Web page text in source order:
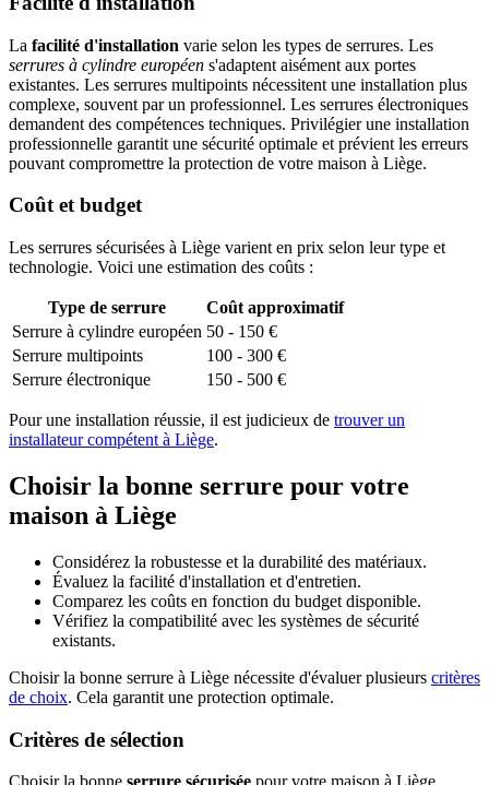
La facilité d'installation varie selon les types de serrures. Les
serrures à cylindre européen s'adaptent aisément aux portes
existantes. Les serrures multipoints nécessitent une installation plus
complexe, souvent par un professionnel. Les serrures électroniques
demandent des compétences techniques. Privilégier une installation
professionnelle garantit une sécurité optimale et prévient les erreurs
pouvant compromettre la protection de votre maison à Liège.
Coût et budget
Les serrures sécurisées à Liège varient en prix selon leur type et
technologie. Voici une estimation des coûts :
Type de serrure
Coût approximatif
Serrure à cylindre européen 50 - 150 €
Serrure multipoints
100 - 300 €
Serrure électronique
150 - 500 €
Pour une installation réussie, il est judicieux de trouver un
installateur compétent à Liège.
Choisir la bonne serrure pour votre
maison à Liège
Considérez la robustesse et la durabilité des matériaux.
Évaluez la facilité d'installation et d'entretien.
Comparez les coûts en fonction du budget disponible.
Vérifiez la compatibilité avec les systèmes de sécurité
existants.
Choisir la bonne serrure à Liège nécessite d'évaluer plusieurs critères
de choix. Cela garantit une protection optimale.
Critères de sélection